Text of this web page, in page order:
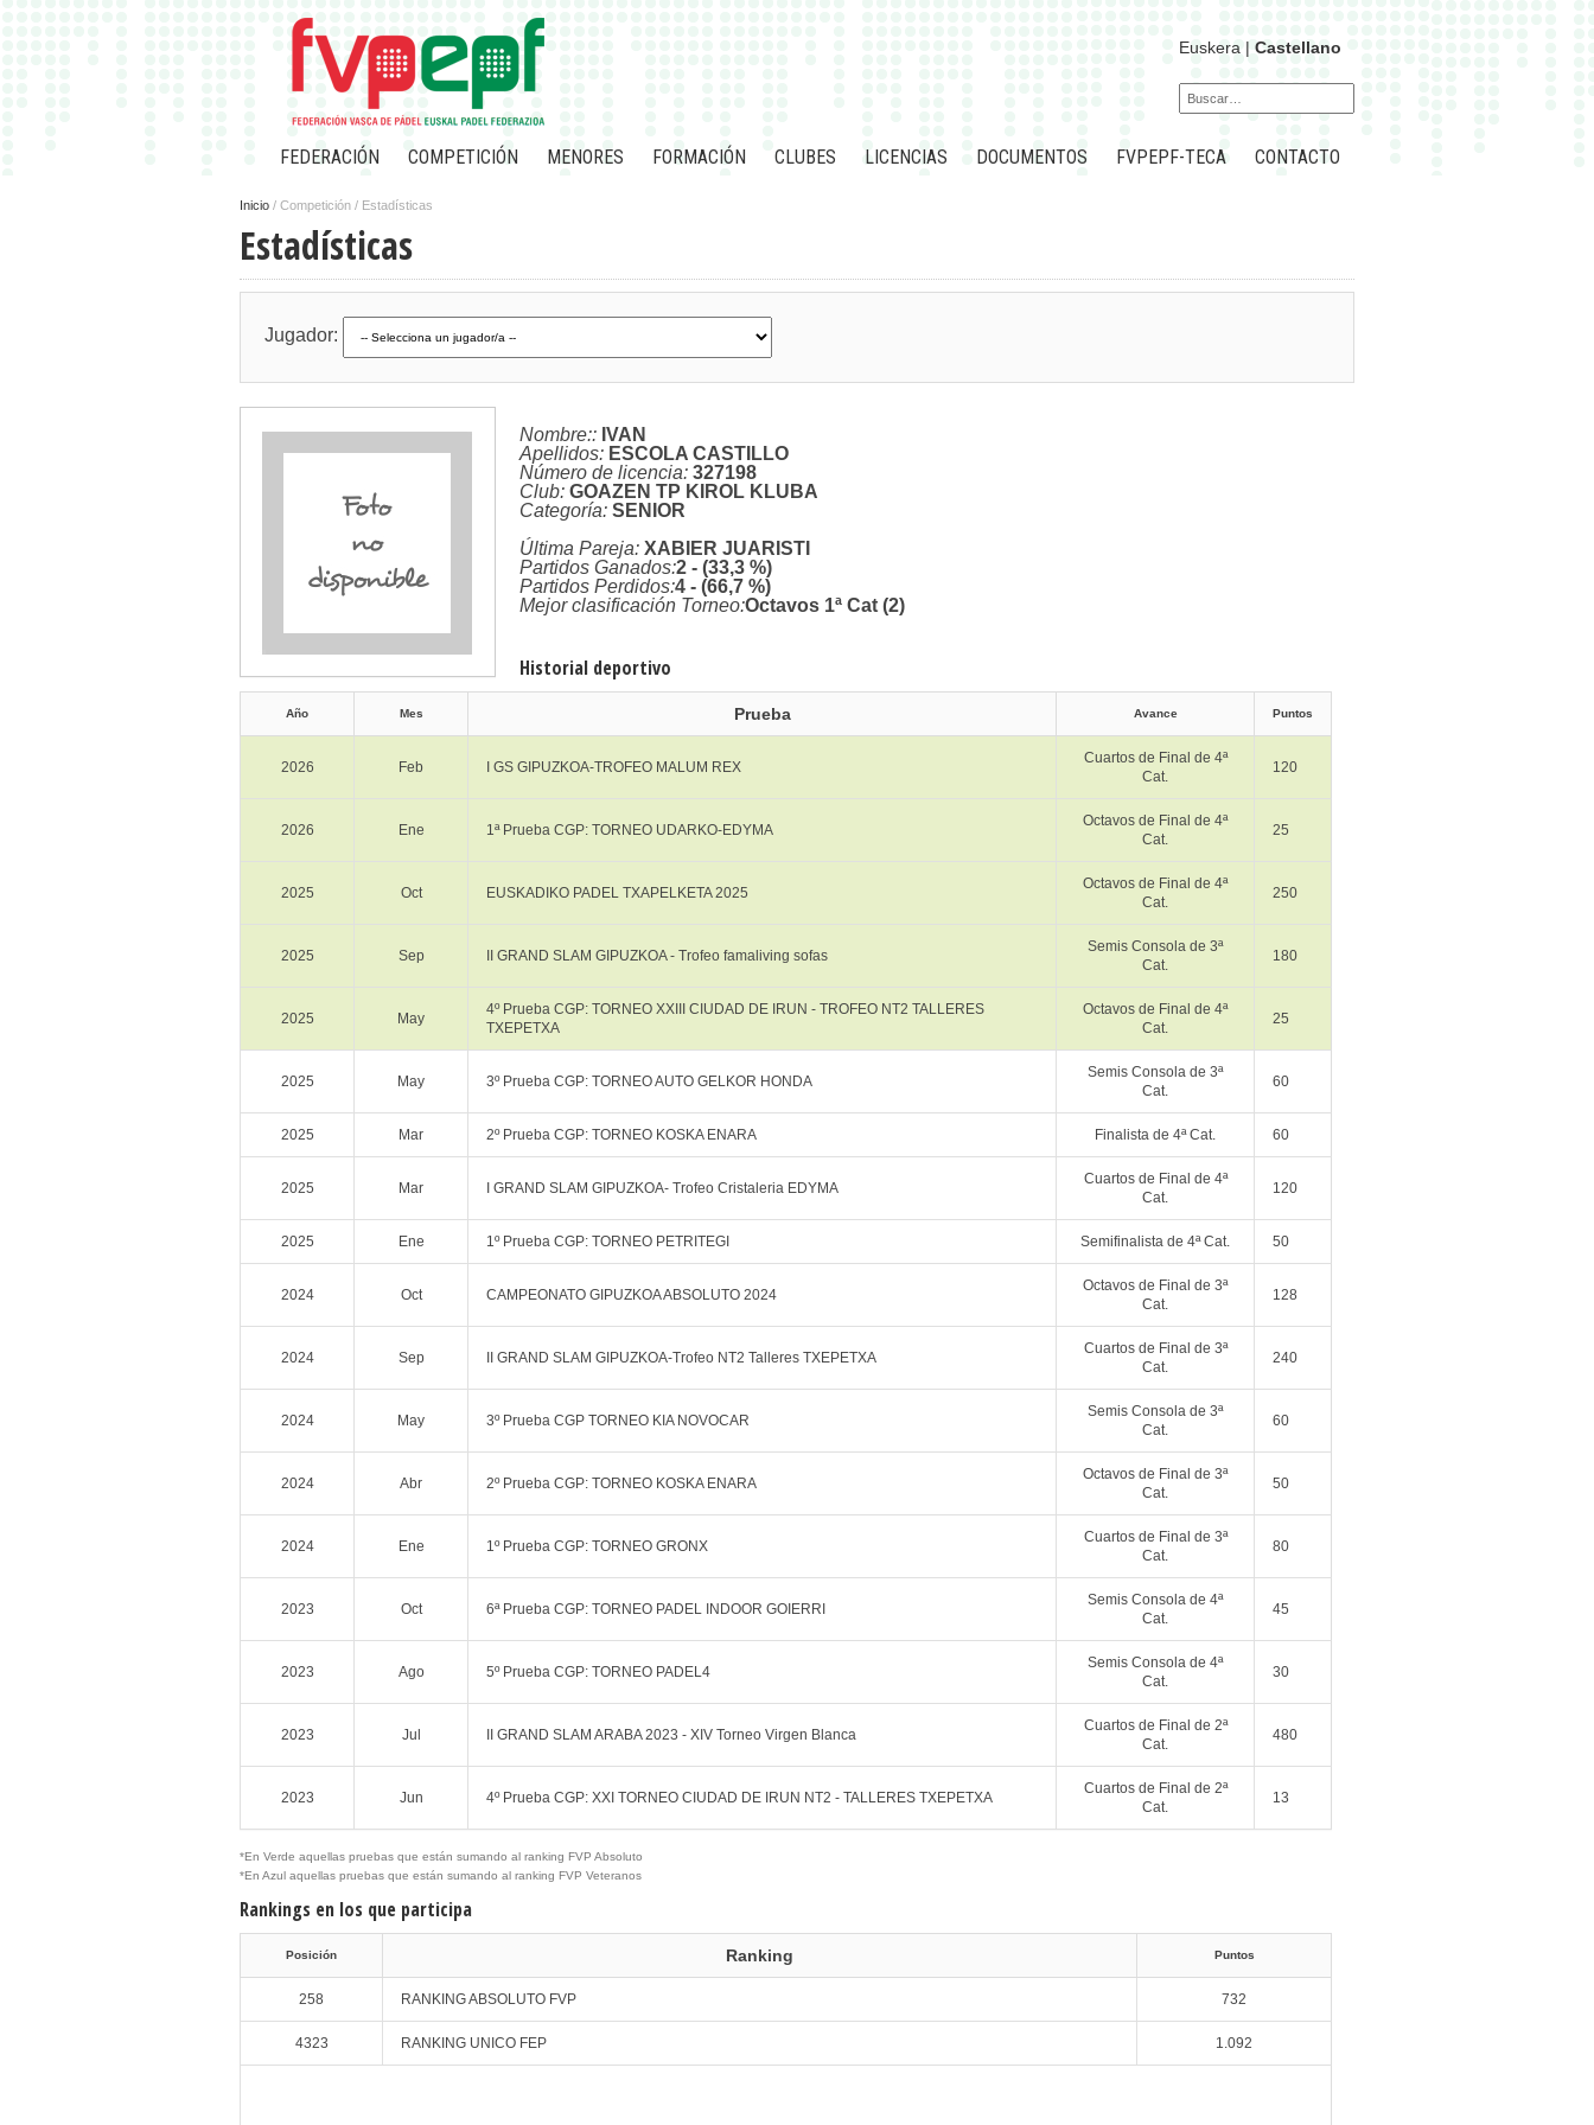
Euskera | Castellano
CONTACTO
FVPEPF-TECA
DOCUMENTOS
LICENCIAS
CLUBES
FORMACIÓN
MENORES
COMPETICIÓN
FEDERACIÓN
Inicio / Competición / Estadísticas
Estadísticas
Jugador:
Nombre:: IVAN
Apellidos: ESCOLA CASTILLO
Número de licencia: 327198
Club: GOAZEN TP KIROL KLUBA
Categoría: SENIOR
Última Pareja: XABIER JUARISTI
Partidos Ganados:2 - (33,3 %)
Partidos Perdidos:4 - (66,7 %)
Mejor clasificación Torneo:Octavos 1ª Cat (2)
Historial deportivo
Año Mes Prueba Avance Puntos
2026 Feb I GS GIPUZKOA-TROFEO MALUM REX
Cuartos de Final de 4ª
Cat.
120
2026 Ene 1ª Prueba CGP: TORNEO UDARKO-EDYMA
Octavos de Final de 4ª
Cat.
25
2025 Oct EUSKADIKO PADEL TXAPELKETA 2025
Octavos de Final de 4ª
Cat.
250
2025 Sep II GRAND SLAM GIPUZKOA - Trofeo famaliving sofas
Semis Consola de 3ª
Cat.
180
2025 May
4º Prueba CGP: TORNEO XXIII CIUDAD DE IRUN - TROFEO NT2 TALLERES
TXEPETXA
Octavos de Final de 4ª
Cat.
25
2025 May 3º Prueba CGP: TORNEO AUTO GELKOR HONDA
Semis Consola de 3ª
Cat.
60
2025 Mar 2º Prueba CGP: TORNEO KOSKA ENARA Finalista de 4ª Cat. 60
2025 Mar I GRAND SLAM GIPUZKOA- Trofeo Cristaleria EDYMA
Cuartos de Final de 4ª
Cat.
120
2025 Ene 1º Prueba CGP: TORNEO PETRITEGI Semifinalista de 4ª Cat. 50
2024 Oct CAMPEONATO GIPUZKOA ABSOLUTO 2024
Octavos de Final de 3ª
Cat.
128
2024 Sep II GRAND SLAM GIPUZKOA-Trofeo NT2 Talleres TXEPETXA
Cuartos de Final de 3ª
Cat.
240
2024 May 3º Prueba CGP TORNEO KIA NOVOCAR
Semis Consola de 3ª
Cat.
60
2024 Abr 2º Prueba CGP: TORNEO KOSKA ENARA
Octavos de Final de 3ª
Cat.
50
2024 Ene 1º Prueba CGP: TORNEO GRONX
Cuartos de Final de 3ª
Cat.
80
2023 Oct 6ª Prueba CGP: TORNEO PADEL INDOOR GOIERRI
Semis Consola de 4ª
Cat.
45
2023 Ago 5º Prueba CGP: TORNEO PADEL4
Semis Consola de 4ª
Cat.
30
2023 Jul II GRAND SLAM ARABA 2023 - XIV Torneo Virgen Blanca
Cuartos de Final de 2ª
Cat.
480
2023 Jun 4º Prueba CGP: XXI TORNEO CIUDAD DE IRUN NT2 - TALLERES TXEPETXA
Cuartos de Final de 2ª
Cat.
13
*En Verde aquellas pruebas que están sumando al ranking FVP Absoluto
*En Azul aquellas pruebas que están sumando al ranking FVP Veteranos
Rankings en los que participa
Posición Ranking Puntos
258 RANKING ABSOLUTO FVP 732
4323 RANKING UNICO FEP 1.092